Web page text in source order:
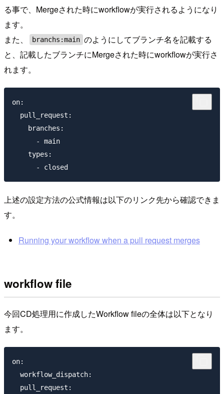
る事で、Mergeされた時にworkflowが実行されるようになり
ます。
また、
branchs:main のようにしてブランチ名を記載する
と、記載したブランチにMergeされた時にworkflowが実行さ
れます。
on:
  pull_request:
    branches:
      - main
    types:
上述の設定方法の公式情報は以下のリンク先から確認できま
す。
Running your workflow when a pull request merges
workflow file
今回CD処理用に作成したWorkflow fileの全体は以下となり
ます。
on:
  workflow_dispatch:
  pull_request: